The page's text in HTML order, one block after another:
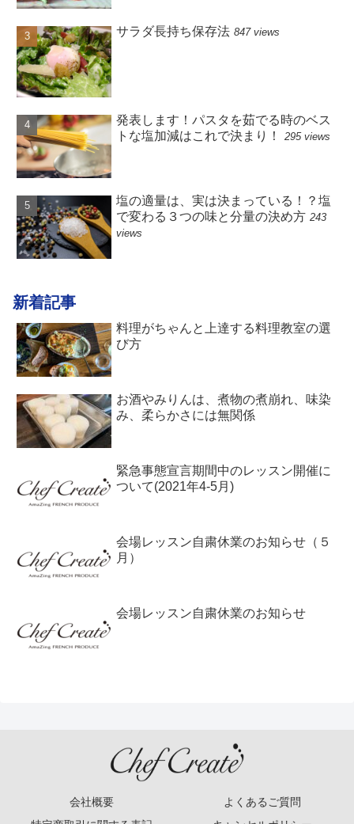
サラダ長持ち保存法 847 views
発表します！パスタを茹でる時のベス
トな塩加減はこれで決まり！
295 views
塩の適量は、実は決まっている！？塩
で変わる３つの味と分量の決め方 243
views
新着記事
料理がちゃんと上達する料理教室の選
び方
お酒やみりんは、煮物の煮崩れ、味染
み、柔らかさには無関係
緊急事態宣言期間中のレッスン開催に
ついて(2021年4-5月)
会場レッスン自粛休業のお知らせ（５
月）
会場レッスン自粛休業のお知らせ
会社概要
よくあるご質問